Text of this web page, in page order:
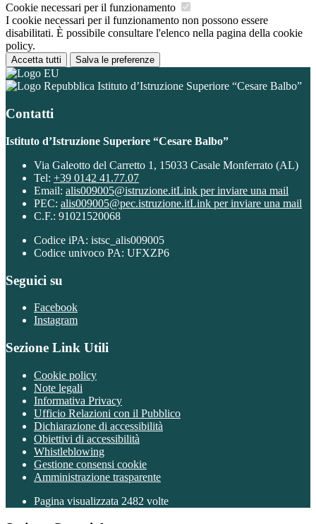
Cookie necessari per il funzionamento
I cookie necessari per il funzionamento non possono essere
disabilitati. È possibile consultare l'elenco nella pagina della cookie
policy.
Accetta tutti Salva le preferenze
Istituto d’Istruzione Superiore “Cesare Balbo”
Contatti
Istituto d’Istruzione Superiore “Cesare Balbo”
Via Galeotto del Carretto 1, 15033 Casale Monferrato (AL)
Tel: +39 0142 41.77.07
Email: alis009005@istruzione.itLink per inviare una mail
PEC: alis009005@pec.istruzione.itLink per inviare una mail
C.F.: 91021520068
Codice iPA: istsc_alis009005
Codice univoco PA: UFXZP6
Seguici su
Facebook
Instagram
Sezione Link Utili
Cookie policy
Note legali
Informativa Privacy
Ufficio Relazioni con il Pubblico
Dichiarazione di accessibilità
Obiettivi di accessibilità
Whistleblowing
Gestione consensi cookie
Amministrazione trasparente
Pagina visualizzata 2482 volte